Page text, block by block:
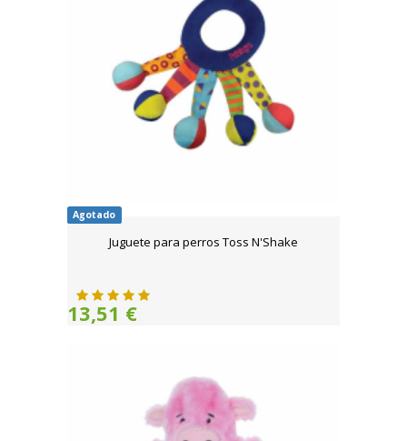
Agotado
Juguete para perros Toss N'Shake
13,51 €